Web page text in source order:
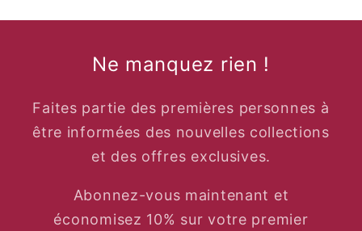
Ne manquez rien !
Faites partie des premières personnes à
être informées des nouvelles collections
et des offres exclusives.
Abonnez-vous maintenant et
économisez 10% sur votre premier